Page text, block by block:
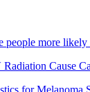
people more
Cause